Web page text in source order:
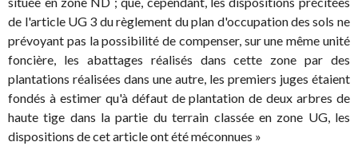
de l'article UG 3 du règlement du plan d'occupation des sols ne
prévoyant pas la possibilité de compenser, sur une même unité
foncière, les abattages réalisés dans cette zone par des
plantations réalisées dans une autre, les premiers juges étaient
fondés à estimer qu'à défaut de plantation de deux arbres de
haute tige dans la partie du terrain classée en zone UG, les
dispositions de cet article ont été méconnues »